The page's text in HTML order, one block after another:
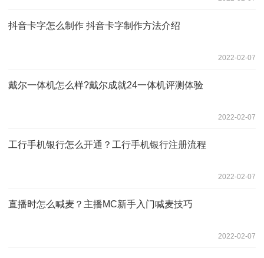
抖音卡字怎么制作 抖音卡字制作方法介绍
2022-02-07
戴尔一体机怎么样?戴尔成就24一体机评测体验
2022-02-07
工行手机银行怎么开通？工行手机银行注册流程
2022-02-07
直播时怎么喊麦？主播MC新手入门喊麦技巧
2022-02-07